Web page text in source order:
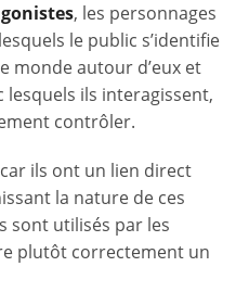
, les personnages
le public s’identifie
monde autour d’eux et
lesquels ils interagissent,
contrôler.
ils ont un lien direct
la nature de ces
sont utilisés par les
plutôt correctement un